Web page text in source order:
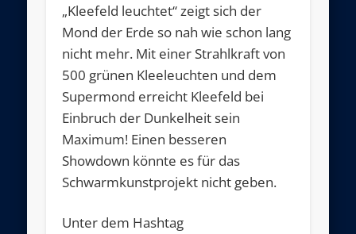
„Kleefeld leuchtet“ zeigt sich der
Mond der Erde so nah wie schon lang
nicht mehr. Mit einer Strahlkraft von
500 grünen Kleeleuchten und dem
Supermond erreicht Kleefeld bei
Einbruch der Dunkelheit sein
Maximum! Einen besseren
Showdown könnte es für das
Schwarmkunstprojekt nicht geben.
Unter dem Hashtag